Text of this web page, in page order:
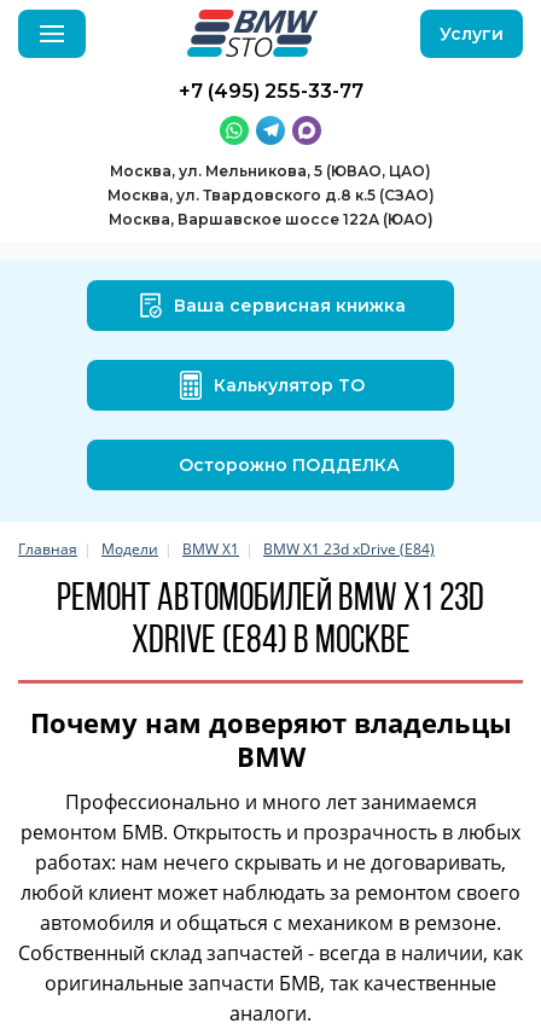
+7 (495) 255-33-77
Москва, ул. Мельникова, 5 (ЮВАО, ЦАО)
Москва, ул. Твардовского д.8 к.5 (СЗАО)
Москва, Варшавское шоссе 122А (ЮАО)
Услуги
Ваша сервисная книжка
Калькулятор ТО
Осторожно ПОДДЕЛКА
Главная Модели BMW X1 BMW X1 23d xDrive (E84)
Ремонт автомобилей BMW X1 23d
xDrive (E84) в Москве
Почему нам доверяют владельцы
BMW
Профессионально и много лет занимаемся
ремонтом БМВ. Открытость и прозрачность в любых
работах: нам нечего скрывать и не договаривать,
любой клиент может наблюдать за ремонтом своего
автомобиля и общаться с механиком в ремзоне.
Собственный склад запчастей - всегда в наличии, как
оригинальные запчасти БМВ, так качественные
аналоги.